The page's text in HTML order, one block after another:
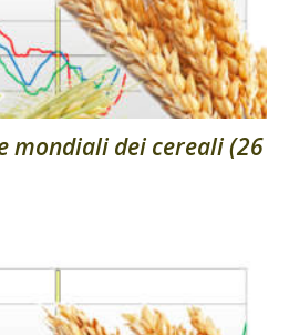
mondiali dei cereali (26